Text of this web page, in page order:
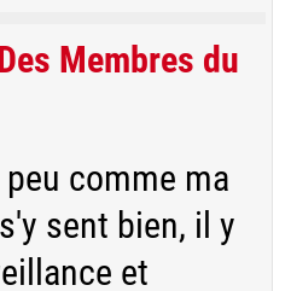
Membres du
comme ma
sent bien, il y
et